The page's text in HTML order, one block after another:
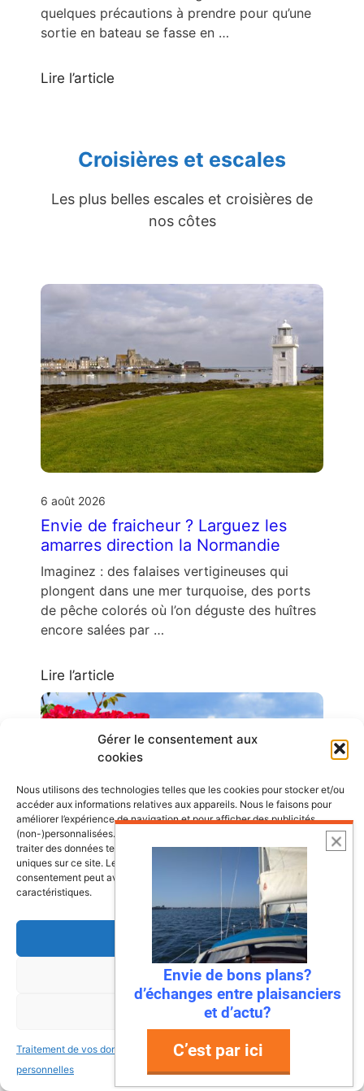
Gérer le consentement aux
cookies
Nous utilisons des technologies telles que les cookies pour stocker et/ou
accéder aux informations relatives aux appareils. Nous le faisons pour
améliorer l’expérience de navigation et pour afficher des publicités
(non-)personnalisées. Consentir à ces technologies nous autorisera à
traiter des données telles que le comportement de navigation ou les ID
uniques sur ce site. Le fait de ne pas consentir ou de retirer son
consentement peut avoir un effet négatif sur certaines fonctonnalités et
caractéristiques.
Accepter
Refuser
Voir les préférences
Traitement de vos données
personnelles
Traitement de vos données
personnelles
quelques précautions à prendre pour qu’une
sortie en bateau se fasse en …
Lire l’article
Croisières et escales
Les plus belles escales et croisières de
nos côtes
6 août 2026
Envie de fraicheur ? Larguez les
amarres direction la Normandie
Imaginez : des falaises vertigineuses qui
plongent dans une mer turquoise, des ports
de pêche colorés où l’on déguste des huîtres
encore salées par …
Lire l’article
Mandelieu-La Napoule : la première
ville à dire « stop » aux déchets en
Ah, la Méditerranée… Ses eaux turquoise, ses
plages de rêve, et… ses déchets ? Eh bien,
Napoule …
Envie de bons plans?
d’échanges entre plaisanciers
et d’actu?
C’est par ici